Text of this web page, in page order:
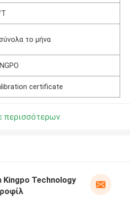
το μήνα
certificate
περισσότερων
Kingpo Technology